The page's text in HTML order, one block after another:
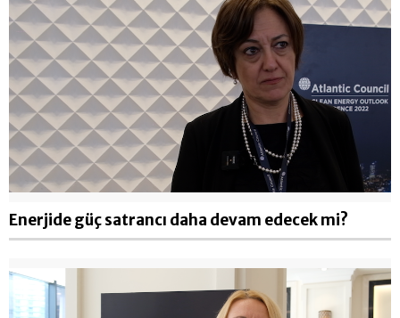
Enerjide güç satrancı daha devam edecek mi?